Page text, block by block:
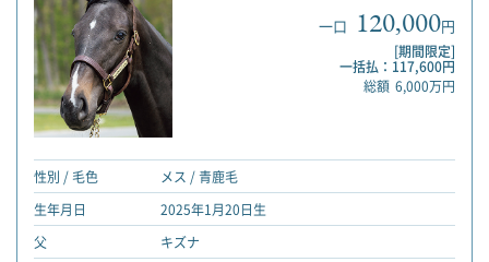
一口 120,000円
[期間限定]
一括払：117,600円
総額 6,000万円
性別 / 毛色
メス / 青鹿毛
生年月日
2025年1月20日生
父
キズナ